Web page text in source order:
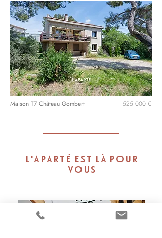
Maison T7 Château Gombert 525 000 €
L'APARTÉ EST LÀ POUR
VOUS